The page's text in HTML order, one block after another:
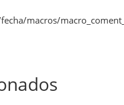
macros/